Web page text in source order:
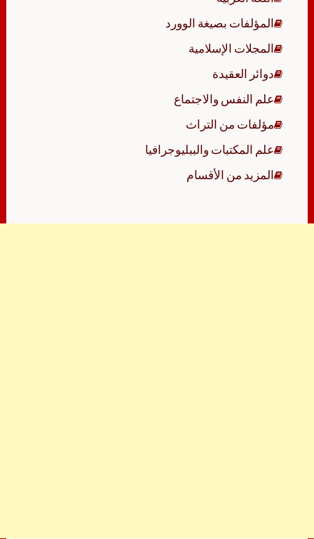
المؤلفات بصيغة الوورد
المجلات الإسلامية
دوائر العقيدة
علم النفس والاجتماع
مؤلفات من التراث
علم المكتبات والببليوجرافيا
المزيد من الأقسام